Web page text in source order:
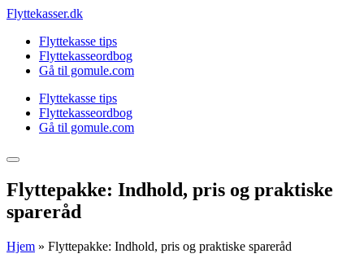
Skip
content
Flyttekasser.dk
Flyttekasse tips
Flyttekasseordbog
Gå til gomule.com
Flyttekasse tips
Flyttekasseordbog
Gå til gomule.com
Flyttepakke: Indhold, pris og praktiske
spareråd
Hjem » Flyttepakke: Indhold, pris og praktiske spareråd